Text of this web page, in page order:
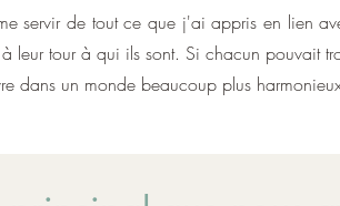
servir de tout ce que j'ai appris en lien
leur tour à qui ils sont. Si chacun pouvait
dans un monde beaucoup plus